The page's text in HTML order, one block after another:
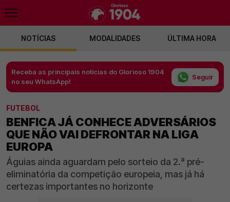
NOTÍCIAS MODALIDADES ÚLTIMA HORA
Receba as principais notícias do Glorioso 1904
no seu WhatsApp!
Seguir
FUTEBOL
BENFICA JÁ CONHECE ADVERSÁRIOS
QUE NÃO VAI DEFRONTAR NA LIGA
EUROPA
Águias ainda aguardam pelo sorteio da 2.ª pré-
eliminatória da competição europeia, mas já há
certezas importantes no horizonte